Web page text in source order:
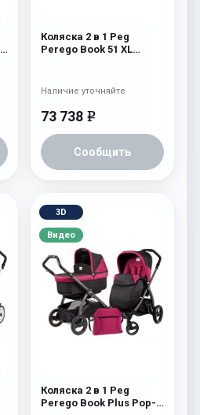
Коляска 2 в 1 Peg
Perego Book 51 XL
Pop-Up Completo,
шасси White/Black)
Sunset
73 738 e
Сообщить
Наличие уточняйте
3D
Видео
Коляска 2 в 1 Peg
Perego Book Plus Pop-